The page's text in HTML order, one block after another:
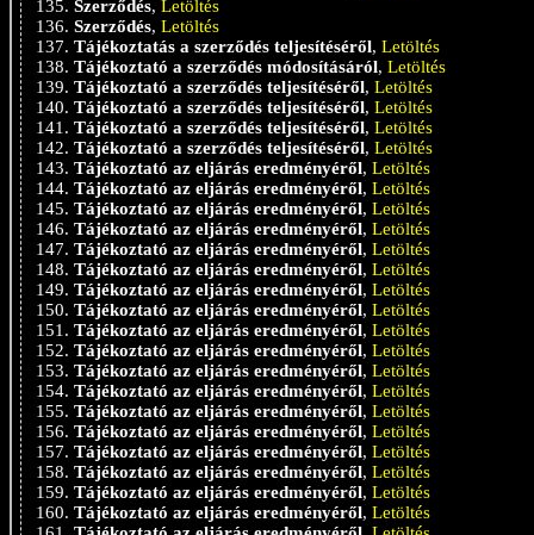
Szerződés, Letöltés
Szerződés, Letöltés
Tájékoztatás a szerződés teljesítéséről, Letöltés
Tájékoztató a szerződés módosításáról, Letöltés
Tájékoztató a szerződés teljesítéséről, Letöltés
Tájékoztató a szerződés teljesítéséről, Letöltés
Tájékoztató a szerződés teljesítéséről, Letöltés
Tájékoztató a szerződés teljesítéséről, Letöltés
Tájékoztató az eljárás eredményéről, Letöltés
Tájékoztató az eljárás eredményéről, Letöltés
Tájékoztató az eljárás eredményéről, Letöltés
Tájékoztató az eljárás eredményéről, Letöltés
Tájékoztató az eljárás eredményéről, Letöltés
Tájékoztató az eljárás eredményéről, Letöltés
Tájékoztató az eljárás eredményéről, Letöltés
Tájékoztató az eljárás eredményéről, Letöltés
Tájékoztató az eljárás eredményéről, Letöltés
Tájékoztató az eljárás eredményéről, Letöltés
Tájékoztató az eljárás eredményéről, Letöltés
Tájékoztató az eljárás eredményéről, Letöltés
Tájékoztató az eljárás eredményéről, Letöltés
Tájékoztató az eljárás eredményéről, Letöltés
Tájékoztató az eljárás eredményéről, Letöltés
Tájékoztató az eljárás eredményéről, Letöltés
Tájékoztató az eljárás eredményéről, Letöltés
Tájékoztató az eljárás eredményéről, Letöltés